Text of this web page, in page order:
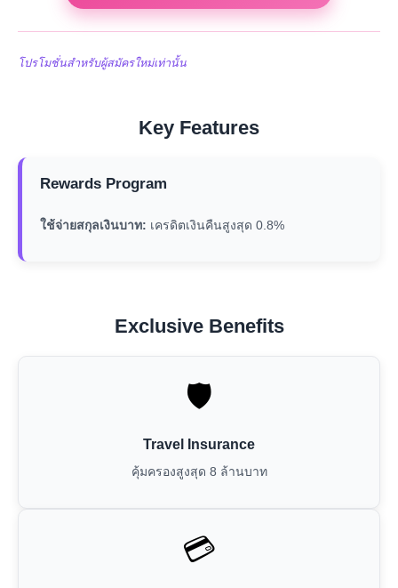
โปรโมชั่นสำหรับผู้สมัครใหม่เท่านั้น
Key Features
Rewards Program
ใช้จ่ายสกุลเงินบาท: เครดิตเงินคืนสูงสุด 0.8%
Exclusive Benefits
🛡️
Travel Insurance
คุ้มครองสูงสุด 8 ล้านบาท
💳